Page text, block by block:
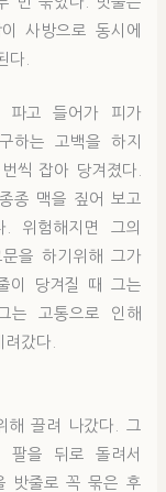
사방으로 동시에
다.
파고 들어가 피가
하는 고백을 하지
씩 잡아 당겨졌다.
종 맥을 짚어 보고
위험해지면 그의
을 하기위해 그가
이 당겨질 때 그는
는 고통으로 인해
갔다.
해 끌려 나갔다. 그
팔을 뒤로 돌려서
밧줄로 꼭 묶은 후